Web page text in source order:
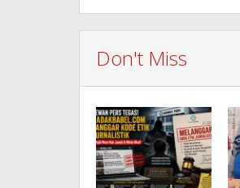
Don't Miss